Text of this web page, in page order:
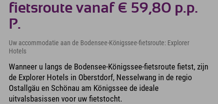
fietsroute vanaf € 59,80 p.p.
P.
Uw accommodatie aan de Bodensee-Königssee-fietsroute: Explorer
Hotels
Wanneer u langs de Bodensee-Königssee-fietsroute fietst, zijn
de Explorer Hotels in Oberstdorf, Nesselwang in de regio
Ostallgäu en Schönau am Königssee de ideale
uitvalsbasissen voor uw fietstocht.